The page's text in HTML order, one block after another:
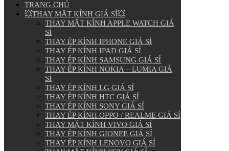
TRANG CHỦ
💥THAY MẶT KÍNH GIÁ SỈ💥
THAY MẶT KÍNH APPLE WATCH GIÁ
SỈ
THAY ÉP KÍNH IPHONE GIÁ SỈ
THAY ÉP KÍNH IPAD GIÁ SỈ
THAY ÉP KÍNH SAMSUNG GIÁ SỈ
THAY ÉP KÍNH NOKIA – LUMIA GIÁ
SỈ
THAY ÉP KÍNH LG GIÁ SỈ
THAY ÉP KÍNH HTC GIÁ SỈ
THAY ÉP KÍNH SONY GIÁ SỈ
THAY ÉP KÍNH OPPO / REALME GIÁ SỈ
THAY MẶT KÍNH VIVO GIÁ SỈ
THAY ÉP KÍNH GIONEE GIÁ SỈ
THAY ÉP KÍNH LENOVO GIÁ SỈ